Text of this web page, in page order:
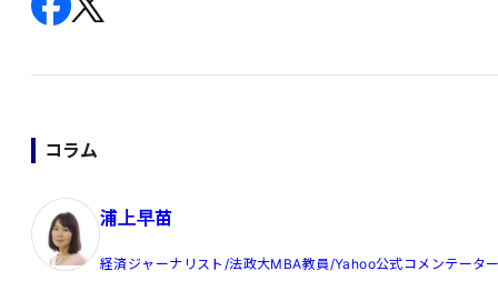
コラム
浦上早苗
経済ジャーナリスト/法政大MBA教員/Yahoo公式コメンテータ